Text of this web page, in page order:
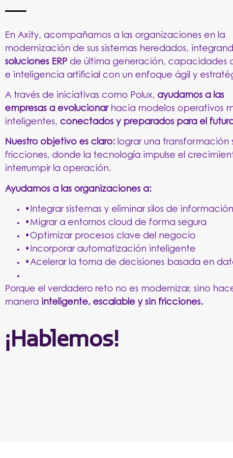
En Axity, acompañamos a las organizaciones en la
modernización de sus sistemas heredados,
soluciones ERP de última generación, capacidades
e inteligencia artificial con un enfoque ágil y
A través de iniciativas como Polux, ayudamos a las
empresas a evolucionarhacia modelos operativos
inteligentes, conectados y preparados para el
Nuestro objetivo es claro: lograr una transformación
fricciones, donde la tecnología impulse el
interrumpir la operación.
Ayudamos a las organizaciones a:
•Integrar sistemas y eliminar silos de información
•Migrar a entornos cloud de forma segura
•Optimizar procesos clave del negocio
•Incorporar automatización inteligente
•Acelerar la toma de decisiones basada en
Porque el verdadero reto no es modernizar, sino
manera inteligente, escalable y sin fricciones.
¡Hablemos!